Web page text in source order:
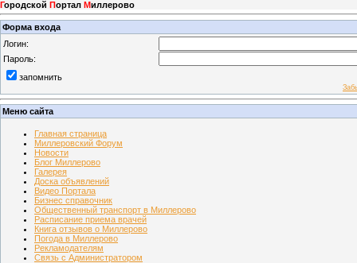
Городской Портал Миллерово
Форма входа
Логин:
Пароль:
запомнить
Меню сайта
Главная страница
Миллеровский Форум
Новости
Блог Миллерово
Галерея
Доска объявлений
Видео Портала
Бизнес справочник
Общественный транспорт в Миллерово
Расписание приема врачей
Книга отзывов о Миллерово
Погода в Миллерово
Рекламодателям
Связь с Администратором